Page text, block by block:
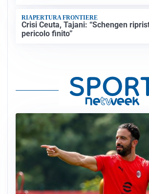
RIAPERTURA FRONTIERE
Crisi Ceuta, Tajani: “Schengen
pericolo finito”